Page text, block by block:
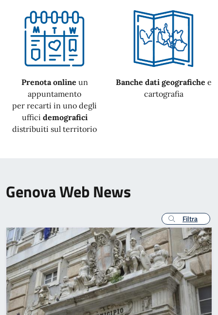
Prenota online un
appuntamento
per recarti in uno degli
uffici demografici
distribuiti sul territorio
Banche dati geografiche e
cartografia
Genova Web News
Filtra